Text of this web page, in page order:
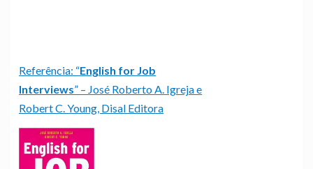
Referência: “English for Job
Interviews” – José Roberto A. Igreja e
Robert C. Young, Disal Editora